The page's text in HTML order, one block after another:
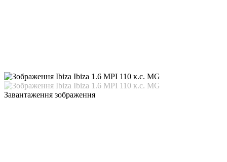
Завантаження зображення